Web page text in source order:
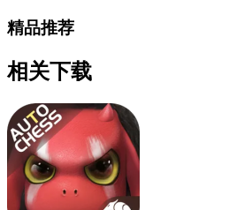
精品推荐
相关下载